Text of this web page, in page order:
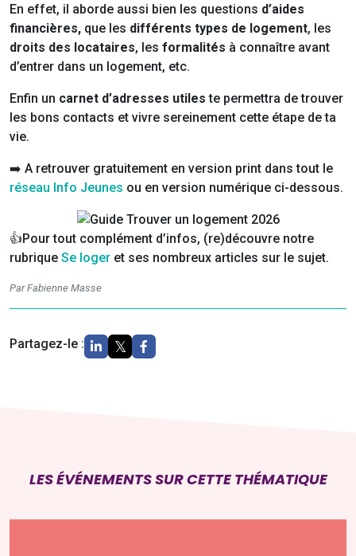
En effet, il aborde aussi bien les questions d’aides
financières, que les différents types de logement, les
droits des locataires, les formalités à connaître avant
d’entrer dans un logement, etc.
Enfin un carnet d’adresses utiles te permettra de trouver
les bons contacts et vivre sereinement cette étape de ta
vie.
➡️ A retrouver gratuitement en version print dans tout le
réseau Info Jeunes ou en version numérique ci-dessous.
👍Pour tout complément d’infos, (re)découvre notre
rubrique Se loger et ses nombreux articles sur le sujet.
Par Fabienne Masse
Partagez-le :
LES ÉVÉNEMENTS SUR CETTE THÉMATIQUE